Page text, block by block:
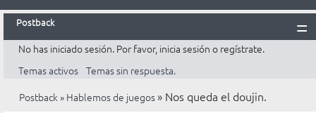
Postback
Inicio
Postback
Reglas
No has iniciado sesión. Por favor, inicia sesión o regístrate.
Temas activos Temas sin respuesta.
Postback» Hablemos de juegos » Nos queda el doujin.